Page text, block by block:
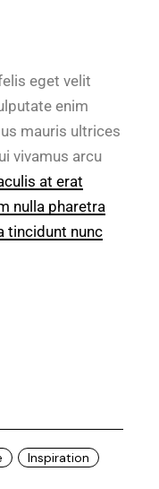
eget velit
enim
mauris ultrices
vivamus arcu
at erat
nulla pharetra
tincidunt nunc
Inspiration